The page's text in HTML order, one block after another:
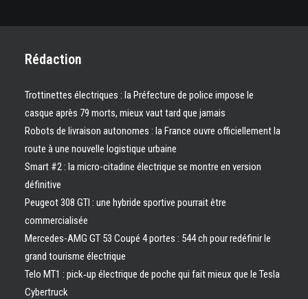
Rédaction
Trottinettes électriques : la Préfecture de police impose le
casque après 79 morts, mieux vaut tard que jamais
Robots de livraison autonomes : la France ouvre officiellement la
route à une nouvelle logistique urbaine
Smart #2 : la micro-citadine électrique se montre en version
définitive
Peugeot 308 GTI : une hybride sportive pourrait être
commercialisée
Mercedes-AMG GT 53 Coupé 4 portes : 544 ch pour redéfinir le
grand tourisme électrique
Telo MT1 : pick‑up électrique de poche qui fait mieux que le Tesla
Cybertruck